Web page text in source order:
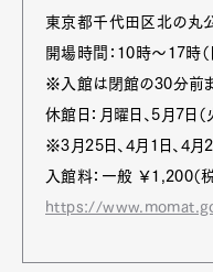
東京都千代田区北の丸
開場時間：10時〜17時（
※入館は閉館の30分前
休館日：月曜日、5月7日（
※3月25日、4月1日、4月
入館料：一般 ￥1,200（
https://